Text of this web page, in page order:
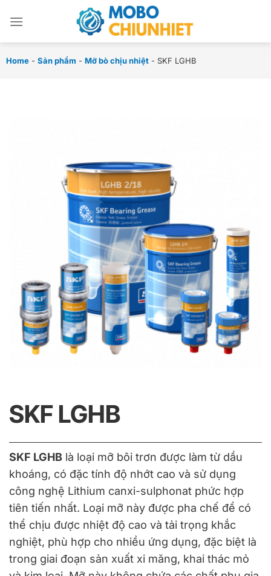
đến
Home - Sản phẩm - Mỡ bò chịu nhiệt - SKF LGHB
SKF LGHB
SKF LGHB là loại mỡ bôi trơn được làm từ dầu
khoáng, có đặc tính độ nhớt cao và sử dụng
công nghệ Lithium canxi-sulphonat phức hợp
tiên tiến nhất. Loại mỡ này được pha chế để có
thể chịu được nhiệt độ cao và tải trọng khắc
nghiệt, phù hợp cho nhiều ứng dụng, đặc biệt là
trong giai đoạn sản xuất xi măng, khai thác mỏ